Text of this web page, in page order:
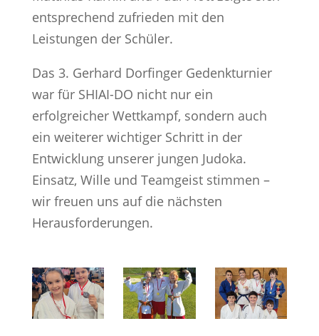
entsprechend zufrieden mit den
Leistungen der Schüler.
Das 3. Gerhard Dorfinger Gedenkturnier
war für SHIAI-DO nicht nur ein
erfolgreicher Wettkampf, sondern auch
ein weiterer wichtiger Schritt in der
Entwicklung unserer jungen Judoka.
Einsatz, Wille und Teamgeist stimmen –
wir freuen uns auf die nächsten
Herausforderungen.